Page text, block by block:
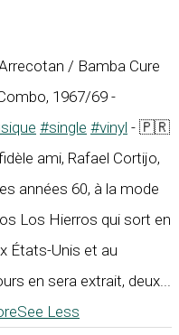
/ Bamba Cure
1967/69 -
#single #vinyl - 🇵🇷
ami, Rafael Cortijo,
années 60, à la mode
Los Hierros qui sort en
États-Unis et au
en sera extrait, deux...
See Less